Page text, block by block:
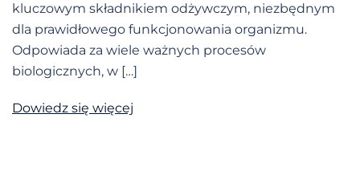
kluczowym składnikiem odżywczym, niezbędnym
dla prawidłowego funkcjonowania organizmu.
Odpowiada za wiele ważnych procesów
biologicznych, w […]
Dowiedz się więcej